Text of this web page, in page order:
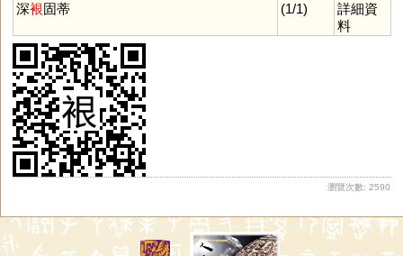
深裉固蒂 (1/1)
詳細資
料
瀏覽次數: 2590